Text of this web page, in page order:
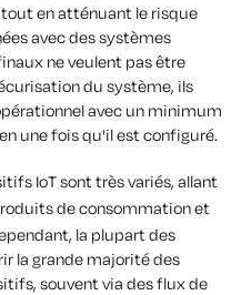
en atténuant le risque
avec des systèmes
ne veulent pas être
du système, ils
avec un minimum
une fois qu'il est configuré.
IoT sont très variés, allant
de consommation et
la plupart des
la grande majorité des
souvent via des flux de